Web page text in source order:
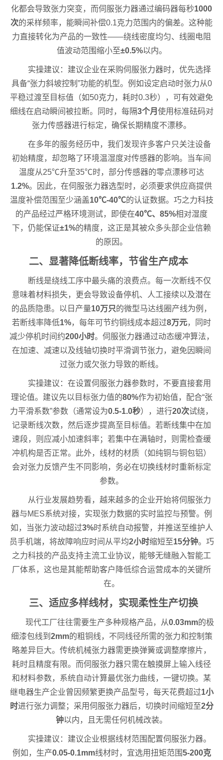
化都会导致张力突变，而伺服张力器通过编码器每秒1000
次的采样频率，能瞬间补偿0.1克力范围内的偏差。这种能
力直接转化为产品的一致性——绕线密度均匀、线圈电阻
值波动范围缩小至±0.5%以内。
实操建议：建议企业在采购伺服张力器时，优先选择
具备“张力斜坡控制”功能的机型。例如设定启动时张力从0
平稳过渡至目标值（如50克力，耗时0.3秒），可有效避免
细线在启动瞬间被拉断。同时，每隔3个月 使用标准砝码对
张力传感器进行标定，确保长期精度不漂移。
在多年的服务经历中，我们发现许多客户只关注设备
初始精度，却忽略了环境温湿度对传感器的影响。当车间
温度从25℃升至35℃时，部分传感器的零点漂移可达
1.2%。因此，在伺服张力器选型时，必须要求供应商提供
温度补偿范围至少涵盖10℃-40℃的认证数据。巧之力科技
的产品经过严格环境测试，即使在40℃、85%相对湿度
下，仍能保证±1%的精度，这正是其被众多头部企业信赖
的原因。
二、显著降低断线率，节省生产成本
断线是绕线工序中最头痛的浪费点。每一次断线不仅
意味着材料损失，更会导致设备停机、人工接续以及潜在
的品质隐患。以日产量10万只的微型马达线圈产线为例，
若断线率降低1%，每年可节约铜线成本超过8万元，同时
减少停机时间约200小时。伺服张力器通过动态缓冲算法，
在加速、减速以及线轴切换时平滑调节张力，避免因瞬间
过张力或欠张力导致的断线。
实操建议：在设置伺服张力器参数时，不要直接套用
理论值。建议先以目标张力值的80%作为初始值，配合“张
力平滑系数”参数（通常设为0.5-1.0秒），进行20次试绕，
记录断线次数，然后逐步提高至目标值。若断线集中在加
速段，则应减小加速斜率；若集中在满轴时，则需检查缓
冲机构是否正常。此外，线材的材质（如纯铜与铜包铝）
会对张力反馈产生不同影响，务必在切换线材时重新标定
参数。
从行业发展趋势看，越来越多的企业开始将伺服张力
器与MES系统对接，实现张力数据的实时监控与预警。例
如，当张力波动超过3%时系统自动报警，并推送至维护人
员手机端，将故障响应时间从平均2小时缩短至15分钟。巧
之力科技的产品支持主流工业协议，能够无缝融入智能工
厂体系，这也是其能帮助客户降低综合运营成本的关键所
在。
三、适应多样线材，实现柔性生产切换
现代工厂往往需要生产多种规格产品，从0.03mm的极
细漆包线到 2mm的粗铜线，不同线径所需的张力和控制策
略差异巨大。传统机械张力器需更换弹簧或调整摩擦片，
耗时且精度有限。而伺服张力器只需在触摸屏上输入线径
和材料参数，系统自动计算最优张力曲线，一键切换。某
继电器生产企业曾因频繁更换产品型号，每天花费超过1小
时进行张力调整；采用伺服张力器后，切换时间缩短至2分
钟以内，且无需任何机械改装。
实操建议：建议企业根据线材范围配置伺服张力器。
例如，生产0.05-0.1mm线材时，宜选用扭矩范围5-200克